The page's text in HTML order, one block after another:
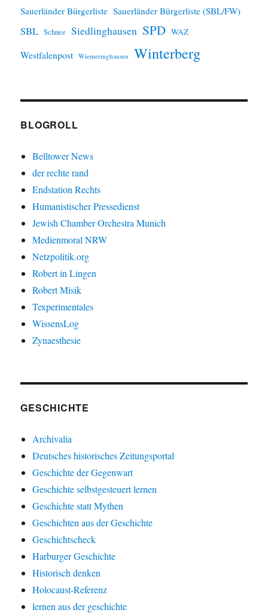
Sauerländer Bürgerliste Sauerländer Bürgerliste (SBL/FW)
SBL Schnee Siedlinghausen SPD WAZ
Westfalenpost Wiemeringhausen Winterberg
BLOGROLL
Belltower News
der rechte rand
Endstation Rechts
Humanistischer Pressedienst
Jewish Chamber Orchestra Munich
Medienmoral NRW
Netzpolitik.org
Robert in Lingen
Robert Misik
Texperimentales
WissensLog
Zynaesthesie
GESCHICHTE
Archivalia
Deutsches historisches Zeitungsportal
Geschichte der Gegenwart
Geschichte selbstgesteuert lernen
Geschichte statt Mythen
Geschichten aus der Geschichte
Geschichtscheck
Harburger Geschichte
Historisch denken
Holocaust-Referenz
lernen aus der geschichte